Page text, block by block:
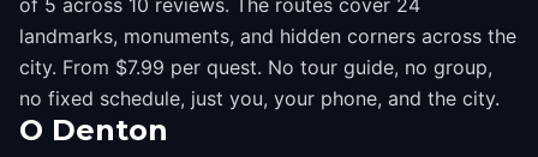
of 5 across 10 reviews. The routes cover 24
landmarks, monuments, and hidden corners across the
city. From $7.99 per quest. No tour guide, no group,
no fixed schedule, just you, your phone, and the city.
O Denton